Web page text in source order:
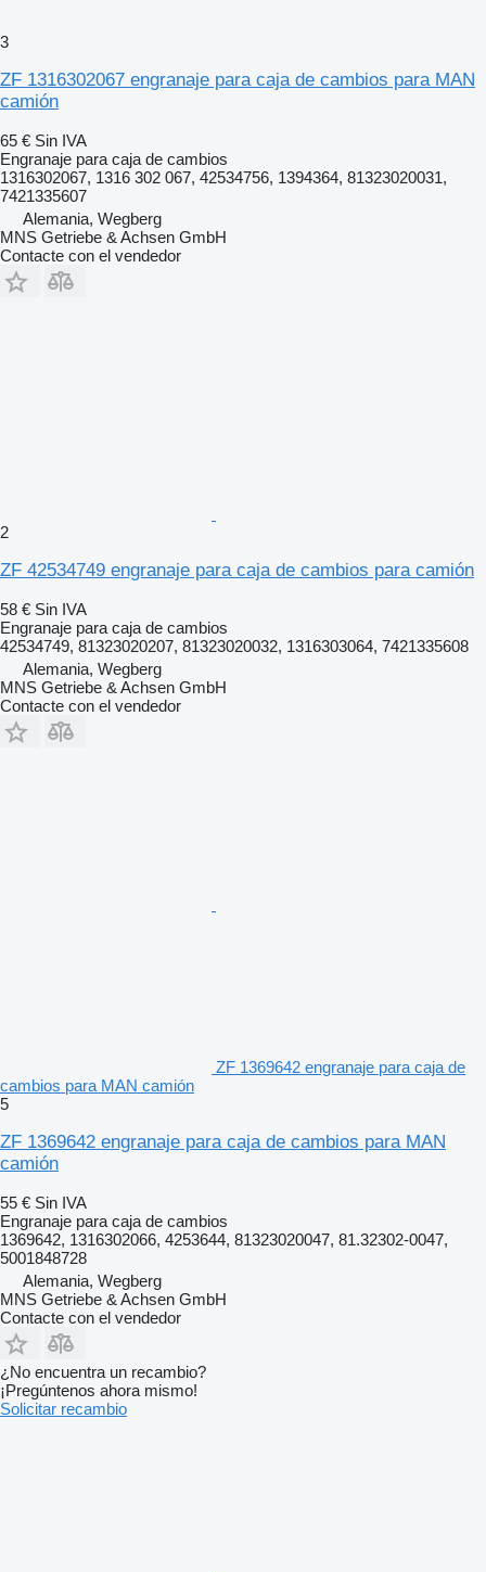
3
ZF 1316302067 engranaje para caja de cambios para MAN
camión
65 € Sin IVA
Engranaje para caja de cambios
1316302067, 1316 302 067, 42534756, 1394364, 81323020031,
7421335607
Alemania, Wegberg
MNS Getriebe & Achsen GmbH
Contacte con el vendedor
2
ZF 42534749 engranaje para caja de cambios para camión
58 € Sin IVA
Engranaje para caja de cambios
42534749, 81323020207, 81323020032, 1316303064, 7421335608
Alemania, Wegberg
MNS Getriebe & Achsen GmbH
Contacte con el vendedor
ZF 1369642 engranaje para caja de
cambios para MAN camión
5
ZF 1369642 engranaje para caja de cambios para MAN
camión
55 € Sin IVA
Engranaje para caja de cambios
1369642, 1316302066, 4253644, 81323020047, 81.32302-0047,
5001848728
Alemania, Wegberg
MNS Getriebe & Achsen GmbH
Contacte con el vendedor
¿No encuentra un recambio?
¡Pregúntenos ahora mismo!
Solicitar recambio